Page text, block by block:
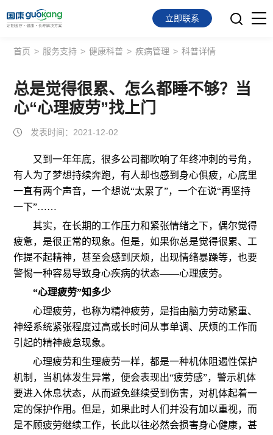
首页
面向会员
面向企业
关于我们
立即联系
首页 > 服务支持 > 健康科普 > 疾病管理 > 科普详情
总是觉得很累、怎么都睡不够？当
心“心理疲劳”找上门
发表时间：2021-12-02
又到一年年底，很多公司都吹响了年终冲刺的号角，
有人为了梦想持续奔跑，有人却也感到身心俱疲，心底里
一直有两个声音，一个想说“太累了”，一个在说“再坚持
一下”……
其实，在长期的工作压力和紧张情绪之下，偶尔觉得
疲惫，是很正常的现象。但是，如果你总是觉得很累、工
作提不起精神，甚至会感到厌烦，出现情绪暴躁等，也要
警惕一种容易导致身心疾病的状态——心理疲劳。
“心理疲劳”知多少
心理疲劳，也称为精神疲劳，是指由脑力劳动繁重、
神经系统紧张程度过高或长时间从事单调、厌烦的工作而
引起的精神疲怠现象。
心理疲劳和生理疲劳一样，都是一种机体阻遏性保护
机制，当机体发生异常，便会表现出“疲劳感”，警示机体
要进入休息状态，从而避免继续受到伤害，对机体起着一
定的保护作用。但是，如果此时人们并没有加以重视，而
是不顾疲劳继续工作，长此以往必然会损害身心健康，甚